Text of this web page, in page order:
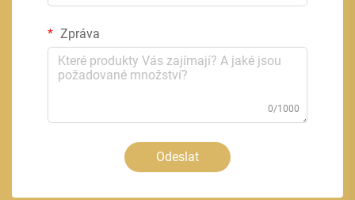
Zpráva
0/1000
Odeslat